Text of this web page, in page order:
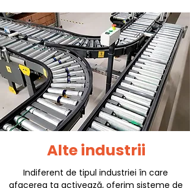
Alte industrii
Indiferent de tipul industriei în care
afacerea ta activează, oferim sisteme de